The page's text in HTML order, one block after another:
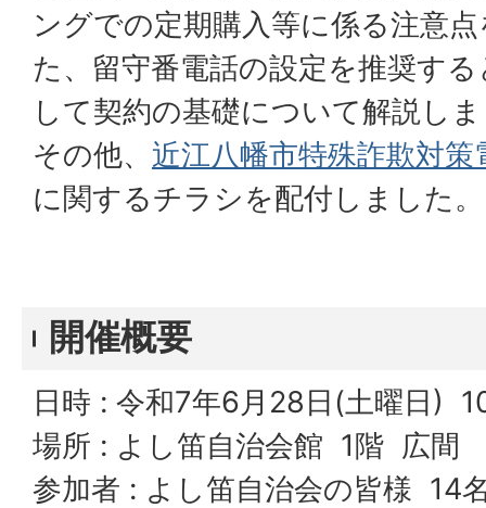
ングでの定期購入等に係る注意
た、留守番電話の設定を推奨す
して契約の基礎について解説し
その他、 近江八幡市特殊詐欺対
に関するチラシを配付しました。
開催概要
日時 : 令和7年6月28日(土曜日)
場所 : よし笛自治会館 1階 広間
参加者 : よし笛自治会の皆様 14